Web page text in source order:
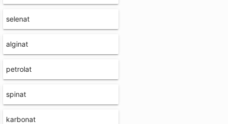
selenat
alginat
petrolat
spinat
karbonat